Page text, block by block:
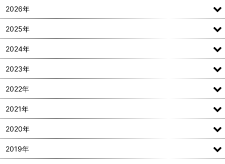
2026年
2025年
2024年
2023年
2022年
2021年
2020年
2019年